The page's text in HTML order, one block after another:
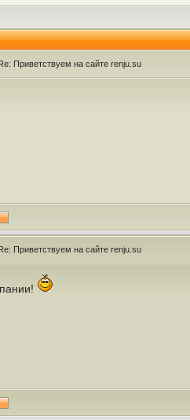
Приветствуем на сайте renju.su
Приветствуем на сайте renju.su